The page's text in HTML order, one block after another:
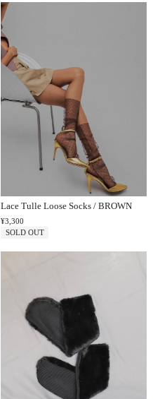
Lace Tulle Loose Socks / BROWN
¥3,300
SOLD OUT